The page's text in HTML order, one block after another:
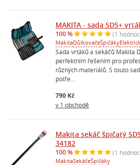
MAKITA - sada SDS+
100 % (1
MakitaDůlkovačeŠpičáky
Sada vrtáků a sekáčů Makita
perfektním řešením pro
různých materiálů. S touto
potře...
790 Kč
v 1 obchodě
Makita sekáč špičatý
34182
100 % (1
MakitaSekáčeŠpičáky